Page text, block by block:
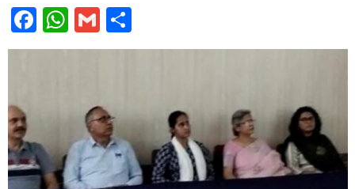
Facebook
WhatsApp
Gmail